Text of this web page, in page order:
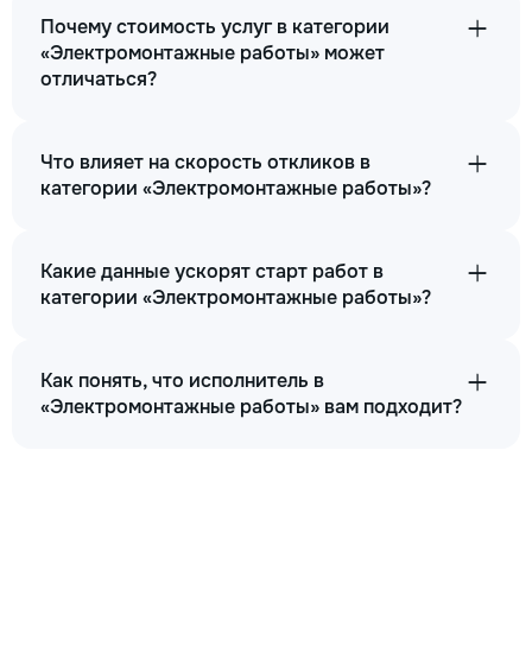
Почему стоимость услуг в категории
«Электромонтажные работы» может
отличаться?
Что влияет на скорость откликов в
категории «Электромонтажные работы»?
Какие данные ускорят старт работ в
категории «Электромонтажные работы»?
Как понять, что исполнитель в
«Электромонтажные работы» вам подходит?